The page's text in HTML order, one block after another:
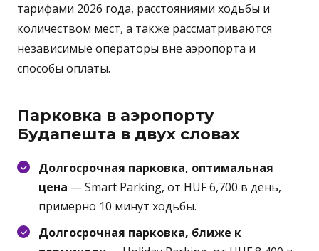
тарифами 2026 года, расстояниями ходьбы и
количеством мест, а также рассматриваются
независимые операторы вне аэропорта и
способы оплаты.
Парковка в аэропорту
Будапешта в двух словах
Долгосрочная парковка, оптимальная
цена — Smart Parking, от HUF 6,700 в день,
примерно 10 минут ходьбы.
Долгосрочная парковка, ближе к